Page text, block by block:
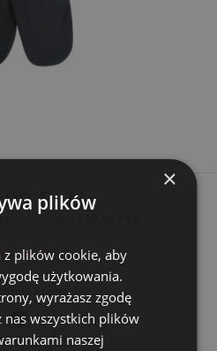
PLN
30 dni:
zakupu:
kolor:
rozmiarów
×
plików
z plików cookie, aby
użytkowania.
wyrażasz zgodę
nas wszystkich plików
naszej